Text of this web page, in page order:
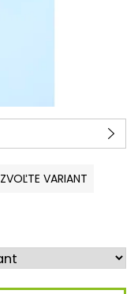
ZVOĽTE VARIANT